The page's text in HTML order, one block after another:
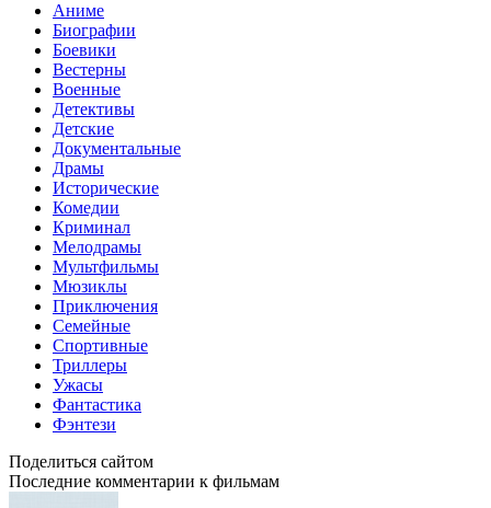
Аниме
Биографии
Боевики
Вестерны
Военные
Детективы
Детские
Документальные
Драмы
Исторические
Комедии
Криминал
Мелодрамы
Мультфильмы
Мюзиклы
Приключения
Семейные
Спортивные
Триллеры
Ужасы
Фантастика
Фэнтези
Поделиться сайтом
Последние комментарии к фильмам